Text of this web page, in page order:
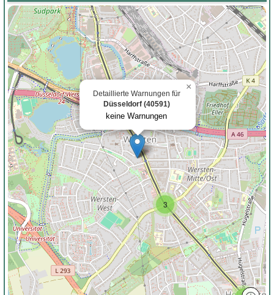
3
Detaillierte Warnungen für
Düsseldorf (40591)
keine Warnungen
×